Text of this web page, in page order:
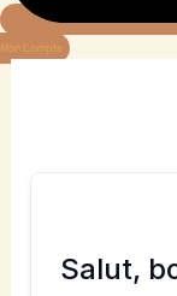
Mon Compte
Salut,